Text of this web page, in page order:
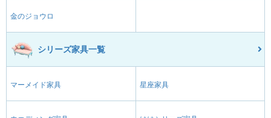
金のジョウロ
シリーズ家具一覧
マーメイド家具 星座家具